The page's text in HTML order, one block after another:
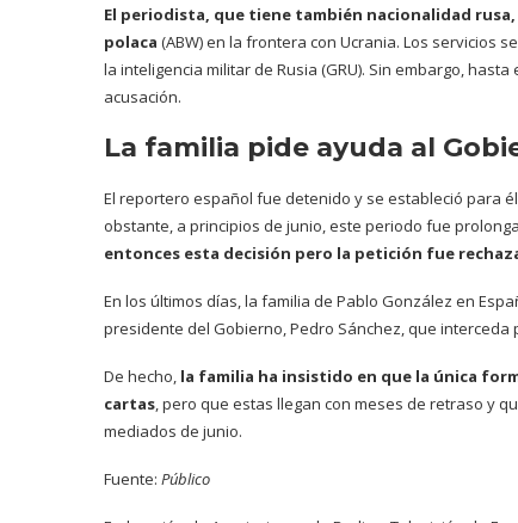
El periodista, que tiene también nacionalidad
polaca (ABW) en la frontera con Ucrania. Los servicios
la inteligencia militar de Rusia (GRU). Sin embargo,
acusación.
La familia pide ayuda al
El reportero español fue detenido y se estableció para
obstante, a principios de junio, este periodo fue
entonces esta decisión pero la petición fue
En los últimos días, la familia de Pablo González en
presidente del Gobierno, Pedro Sánchez, que
De hecho, la familia ha insistido en que la única
cartas, pero que estas llegan con meses de retraso y
mediados de junio.
Fuente: Público